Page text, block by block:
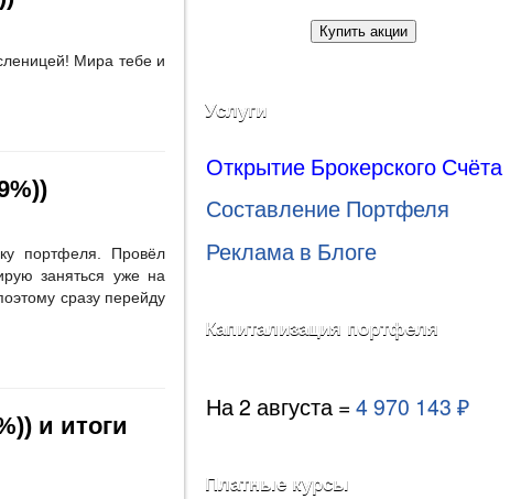
Мира тебе и
портфеля. Провёл
заняться уже на
сразу перейду
и итоги
Купить акции
Услуги
Открытие Брокерского Счёта
Составление Портфеля
Реклама в Блоге
Капитализация портфеля
На 2 августа = 4 970 143 ₽
Платные курсы